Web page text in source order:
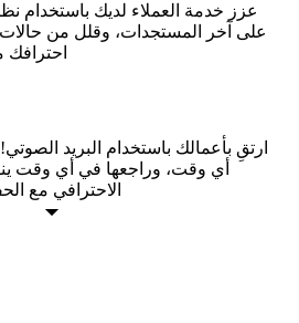
عزز خدمة العملاء لديك باستخدام
على آخر المستجدات، وقلل من حالات
احترافك
ارتقِ بأعمالك باستخدام البريد
أي وقت، وراجعها في أي وقت
الاحترافي مع